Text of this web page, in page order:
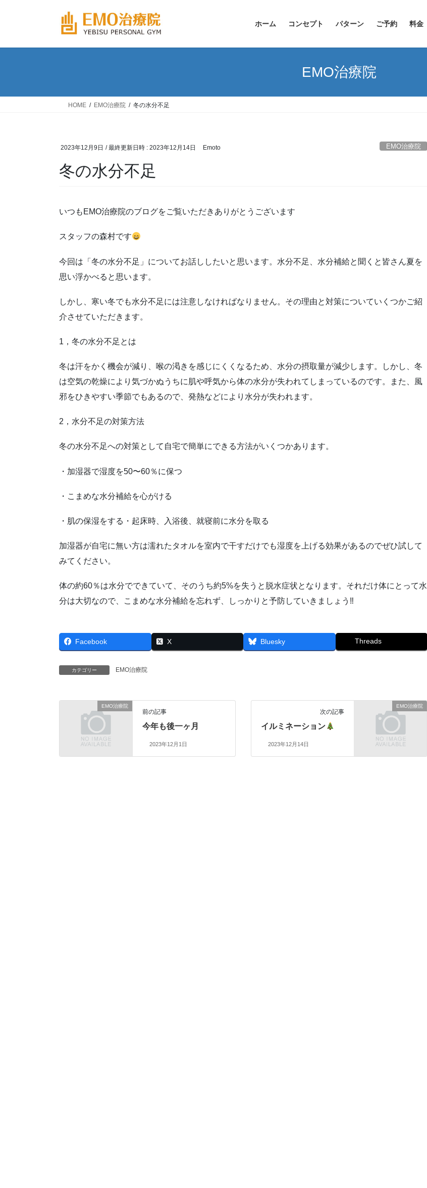
ホーム コンセプト パターン ご予約 料金
EMO治療院
HOME EMO治療院 冬の水分不足
2023年12月9日 / 最終更新日時 : 2023年12月14日 Emoto EMO治療院
冬の水分不足
いつもEMO治療院のブログをご覧いただきありがとうございます
スタッフの森村です
今回は「冬の水分不足」についてお話ししたいと思います。水分不足、水分補給と聞くと皆さん夏を
思い浮かべると思います。
しかし、寒い冬でも水分不足には注意しなければなりません。その理由と対策についていくつかご紹
介させていただきます。
1，冬の水分不足とは
冬は汗をかく機会が減り、喉の渇きを感じにくくなるため、水分の摂取量が減少します。しかし、冬
は空気の乾燥により気づかぬうちに肌や呼気から体の水分が失われてしまっているのです。また、風
邪をひきやすい季節でもあるので、発熱などにより水分が失われます。
2，水分不足の対策方法
冬の水分不足への対策として自宅で簡単にできる方法がいくつかあります。
・加湿器で湿度を50〜60％に保つ
・こまめな水分補給を心がける
・肌の保湿をする・起床時、入浴後、就寝前に水分を取る
加湿器が自宅に無い方は濡れたタオルを室内で干すだけでも湿度を上げる効果があるのでぜひ試して
みてください。
体の約60％は水分でできていて、そのうち約5%を失うと脱水症状となります。それだけ体にとって水
分は大切なので、
こまめな水分補給を忘れず、しっかりと予防していきましょう‼︎
Facebook X Bluesky Threads
カテゴリー EMO治療院
EMO治療院
前の記事
今年も後一ヶ月
2023年12月1日
EMO治療院
次の記事
イルミネーション
2023年12月14日